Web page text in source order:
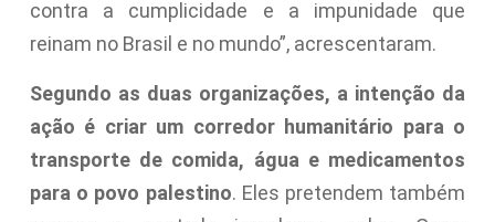
contra a cumplicidade e a impunidade que
reinam no Brasil e no mundo”, acrescentaram.
Segundo as duas organizações, a intenção da
ação é criar um corredor humanitário para o
transporte de comida, água e medicamentos
para o povo palestino. Eles pretendem também